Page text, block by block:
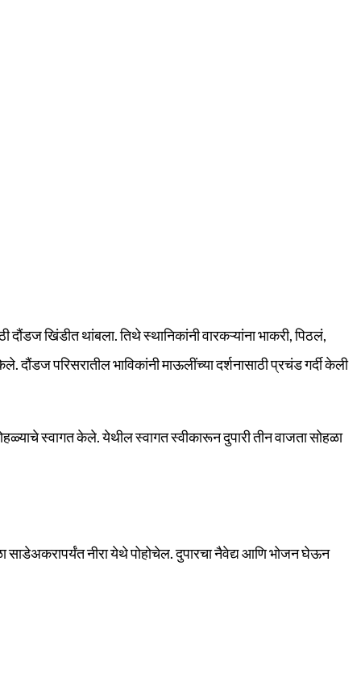
दौंडज खिंडीत थांबला. तिथे स्थानिकांनी वारकऱ्यांना भाकरी, पिठलं,
दौंडज परिसरातील भाविकांनी माऊलींच्या दर्शनासाठी प्रचंड गर्दी केली
स्वागत केले. येथील स्वागत स्वीकारून दुपारी तीन वाजता सोहळा
साडेअकरापर्यंत नीरा येथे पोहोचेल. दुपारचा नैवेद्य आणि भोजन घेऊन